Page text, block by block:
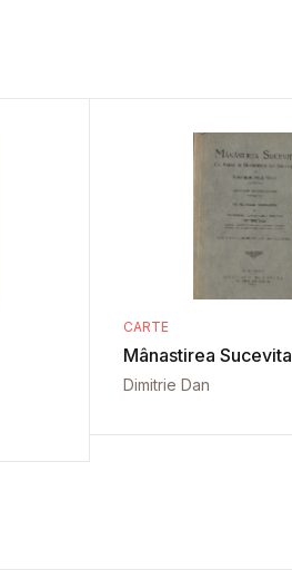
CARTE
Mânastirea Sucevita
Dimitrie Dan